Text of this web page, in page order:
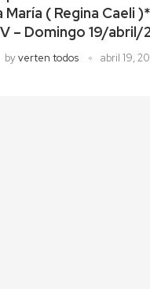
María ( Regina Caeli
– Domingo 19/abril/
byverten todos abril 19,